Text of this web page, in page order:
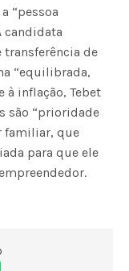
“pessoa
candidata
de
“equilibrada,
à inflação, Tebet
são “prioridade
familiar, que
para que ele